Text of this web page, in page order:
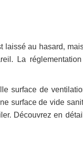
laissé au hasard,
La
surface de
surface de vide
Découvrez en